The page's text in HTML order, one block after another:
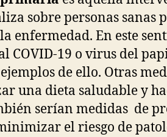
sobre personas sanas
enfermedad. En este
COVID-19 o virus del
de ello. Otras
una dieta saludable y
serían medidas de
el riesgo de